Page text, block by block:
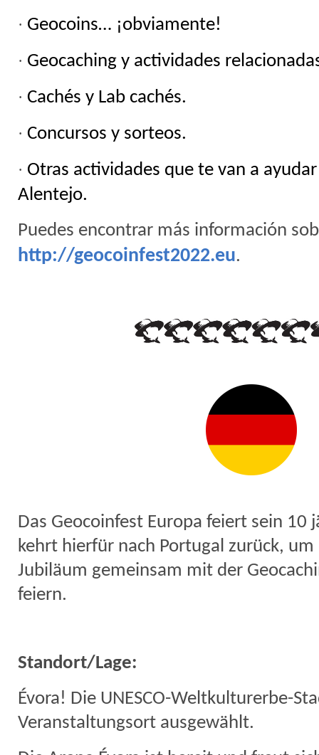
· Geocoins… ¡obviamente!
· Geocaching y actividades
· Cachés y Lab cachés.
· Concursos y sorteos.
· Otras actividades que te van a
Alentejo.
Puedes encontrar más información
http://geocoinfest2022.eu.
Das Geocoinfest Europa feiert sein 10
kehrt hierfür nach Portugal zurück,
Jubiläum gemeinsam mit der
feiern.
Standort/Lage:
Évora! Die UNESCO-Weltkulturerbe-
Veranstaltungsort ausgewählt.